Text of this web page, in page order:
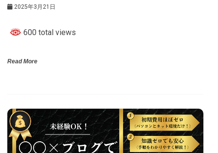
2025年3月21日
600 total views
Read More